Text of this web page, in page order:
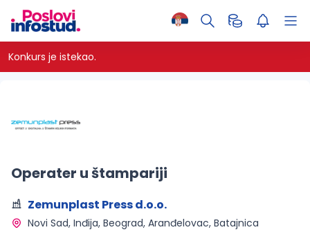
Konkurs je istekao.
Operater u štampariji
Zemunplast Press d.o.o.
Novi Sad, Inđija, Beograd, Aranđelovac, Batajnica